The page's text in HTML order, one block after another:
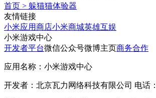
首页 > 躲猫猫体验器
友情链接
小米应用商店小米商城英雄互娱
小米游戏中心
开发者平台微信公众号微博主页商务合作
应用名称：小米游戏中心
开发者：北京瓦力网络科技有限公司 电话